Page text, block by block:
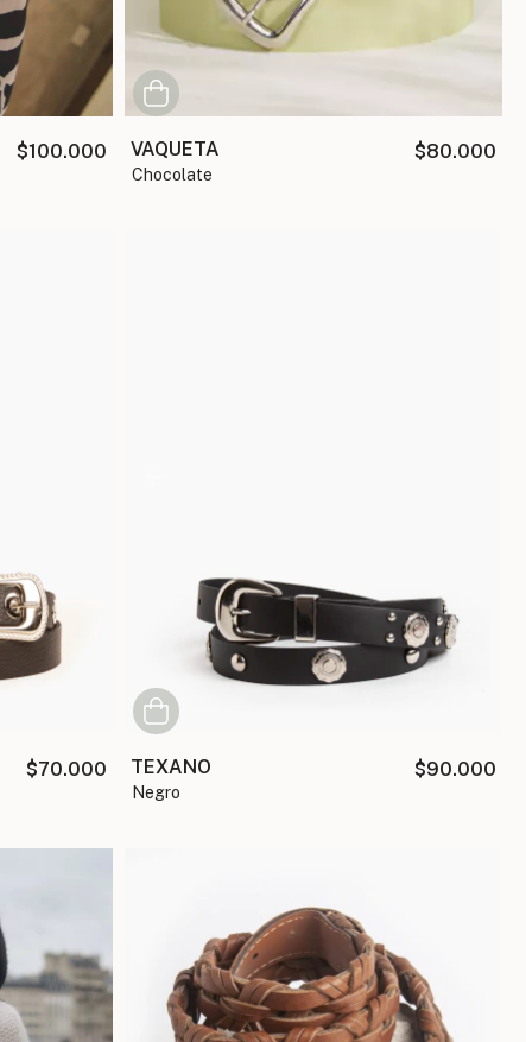
$100.000 VAQUETA
chocolate
$80.000
$70.000 TEXANO
negro
$90.000